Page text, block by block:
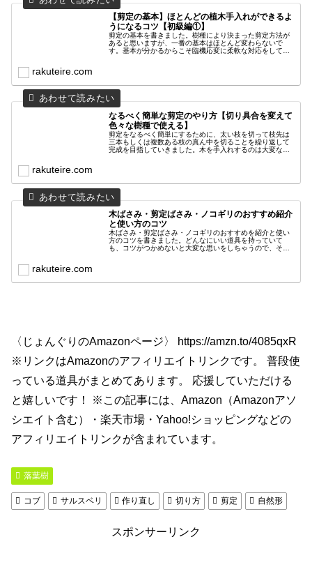
【剪定の基本】ほとんどの植木手入れができるよ
うになるコツ【初級編①】
剪定の基本を書きました。樹種により決まった剪定方法が
あると思いますが、一番の基本はほとんど変わらないで
す。基本が分かるからこそ臨機応変に柔軟な対応をして
rakuteire.com
なるべく簡単な剪定のやり方【切り具合を変えて
色々な樹種で使える】
剪定をなるべく簡単にするために、太い枝を切って枝先は
三本もしくは複数ある枝の真ん中を切ることを繰り返して
完成を目指していきました。木を手入れするのは大変なこ
rakuteire.com
木ばさみ・剪定ばさみ・ノコギリのおすすめ紹介
と使い方のコツ
木ばさみ・剪定ばさみ・ノコギリのおすすめを紹介と使い
方のコツを書きました。どんなにいい道具を持っていて
も、コツがつかめないと大変な思いをしちゃうので、それ
rakuteire.com
〈じょんぐりのAmazonページ〉 https://amzn.to/4085qxR
※リンクはAmazonのアフィリエイトリンクです。 普段使
っている道具がまとめてあります。 応援していただける
と嬉しいです！ ※この記事には、Amazon（Amazonアソ
シエイト含む）・楽天市場・Yahoo!ショッピングなどの
アフィリエイトリンクが含まれています。
落葉樹
コブ サルスベリ 作り直し 切り方 剪定 自然形
スポンサーリンク